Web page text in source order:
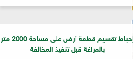
إحباط تقسيم قطعة أرض على مساحة 2000 متر
بالمراغة قبل تنفيذ المخالفة